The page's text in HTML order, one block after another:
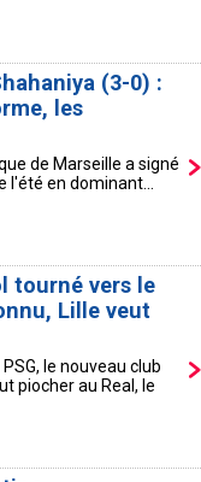
(3-0) :
les
de Marseille a signé
en dominant...
tourné vers le
Lille veut
le nouveau club
piocher au Real, le